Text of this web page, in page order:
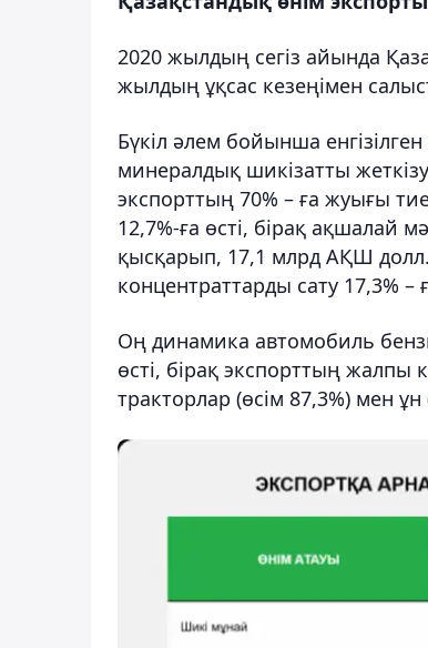
2020 жылдың сегіз айында
жылдың ұқсас кезеңімен
Бүкіл әлем бойынша
минералдық шикізатты
экспорттың 70% – ға жуығы
12,7%-ға өсті, бірақ ақшалай
қысқарып, 17,1 млрд АҚШ долл.
концентраттарды сату 17,3% –
Оң динамика автомобиль
өсті, бірақ экспорттың жалпы
тракторлар (өсім 87,3%) мен